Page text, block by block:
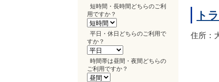
短時間・長時間どちらのご利
用ですか？
平日・休日どちらのご利用で
すか？
時間帯は昼間・夜間どちらの
ご利用ですか？
ト
住所：